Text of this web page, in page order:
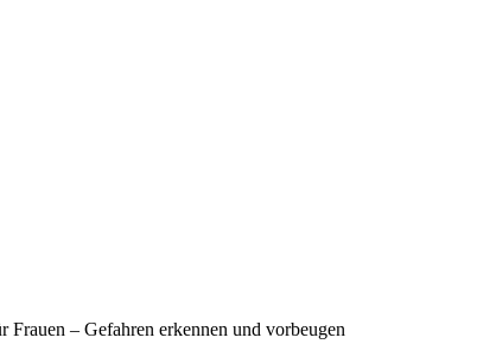
– Gefahren erkennen und vorbeugen